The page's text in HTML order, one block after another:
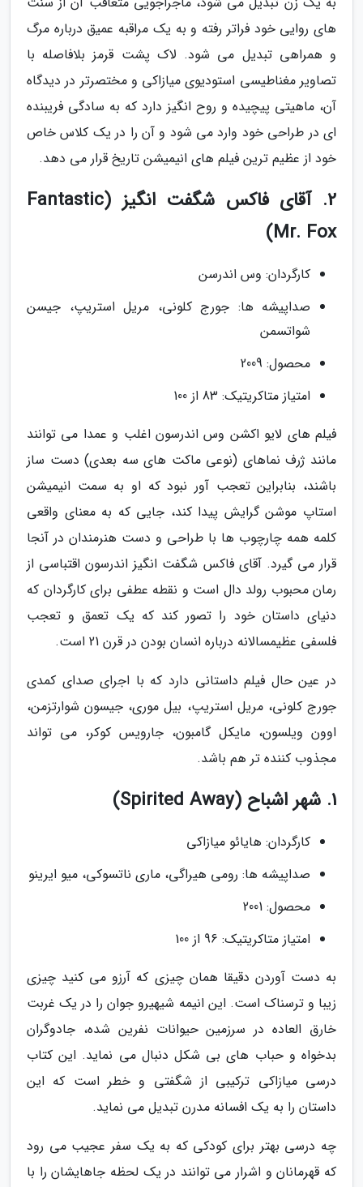
های روایی خود فراتر رفته و به یک مراقبه عمیق درباره مرگ
و همراهی تبدیل می شود. لاک پشت قرمز بلافاصله با
تصاویر مغناطیسی استودیوی میازاکی و مختصرتر در دیدگاه
آن، ماهیتی پیچیده و روح انگیز دارد که به سادگی فریبنده
ای در طراحی خود وارد می شود و آن را در یک کلاس خاص
خود از عظیم ترین فیلم های انیمیشن تاریخ قرار می دهد.
2. آقای فاکس شگفت انگیز (Fantastic
Mr. Fox)
کارگردان: وس اندرسن
صداپیشه ها: جورج کلونی، مریل استریپ، جیسن
شواتسمن
محصول: 2009
امتیاز متاکریتیک: 83 از 100
فیلم های لایو اکشن وس اندرسون اغلب و عمدا می توانند
مانند ژرف نماهای (نوعی ماکت های سه بعدی) دست ساز
باشند، بنابراین تعجب آور نبود که او به سمت انیمیشن
استاپ موشن گرایش پیدا کند، جایی که به معنای واقعی
کلمه همه چارچوب ها با طراحی و دست هنرمندان در آنجا
قرار می گیرد. آقای فاکس شگفت انگیز اندرسون اقتباسی از
رمان محبوب رولد دال است و نقطه عطفی برای کارگردان که
دنیای داستان خود را تصور کند که یک تعمق و تعجب
فلسفی عظیمسالانه درباره انسان بودن در قرن 21 است.
در عین حال فیلم داستانی دارد که با اجرای صدای کمدی
جورج کلونی، مریل استریپ، بیل موری، جیسون شوارتزمن،
اوون ویلسون، مایکل گامبون، جارویس کوکر، می تواند
مجذوب کننده تر هم باشد.
1. شهر اشباح (Spirited Away)
کارگردان: هایائو میازاکی
صداپیشه ها: رومی هیراگی، ماری ناتسوکی، میو ایرینو
محصول: 2001
امتیاز متاکریتیک: 96 از 100
به دست آوردن دقیقا همان چیزی که آرزو می کنید چیزی
زیبا و ترسناک است. این انیمه شیهیرو جوان را در یک غربت
خارق العاده در سرزمین حیوانات نفرین شده، جادوگران
بدخواه و حباب های بی شکل دنبال می نماید. این کتاب
درسی میازاکی ترکیبی از شگفتی و خطر است که این
داستان را به یک افسانه مدرن تبدیل می نماید.
چه درسی بهتر برای کودکی که به یک سفر عجیب می رود
که قهرمانان و اشرار می توانند در یک لحظه جاهایشان را با